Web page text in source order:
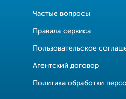
Частые вопросы
Правила сервиса
Пользовательское
Агентский договор
Политика обработки